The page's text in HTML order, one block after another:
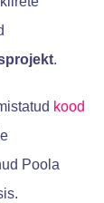
.
kood
Poola